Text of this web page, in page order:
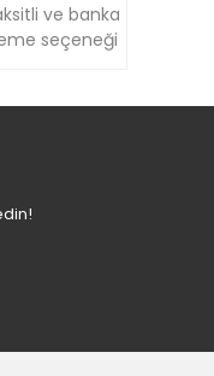
ve banka
seçeneği